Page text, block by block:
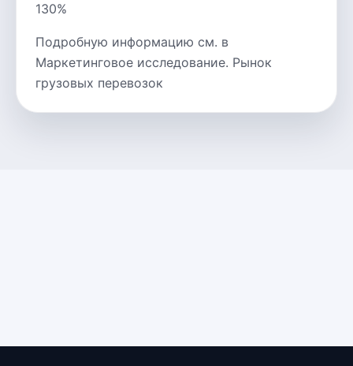
130%
Подробную информацию см. в
Маркетинговое исследование. Рынок
грузовых перевозок